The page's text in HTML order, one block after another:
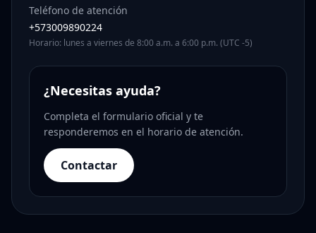
Teléfono de atención
+573009890224
Horario: lunes a viernes de 8:00 a.m. a 6:00 p.m. (UTC -5)
¿Necesitas ayuda?
Completa el formulario oficial y te
responderemos en el horario de atención.
Contactar